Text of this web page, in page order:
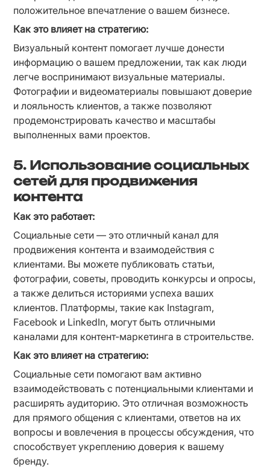
положительное впечатление о вашем бизнесе.
Как это влияет на стратегию:
Визуальный контент помогает лучше донести
информацию о вашем предложении, так как люди
легче воспринимают визуальные материалы.
Фотографии и видеоматериалы повышают доверие
и лояльность клиентов, а также позволяют
продемонстрировать качество и масштабы
выполненных вами проектов.
5. Использование социальных
сетей для продвижения
контента
Как это работает:
Социальные сети — это отличный канал для
продвижения контента и взаимодействия с
клиентами. Вы можете публиковать статьи,
фотографии, советы, проводить конкурсы и опросы,
а также делиться историями успеха ваших
клиентов. Платформы, такие как Instagram,
Facebook и LinkedIn, могут быть отличными
каналами для контент-маркетинга в строительстве.
Как это влияет на стратегию:
Социальные сети помогают вам активно
взаимодействовать с потенциальными клиентами и
расширять аудиторию. Это отличная возможность
для прямого общения с клиентами, ответов на их
вопросы и вовлечения в процессы обсуждения, что
способствует укреплению доверия к вашему
бренду.